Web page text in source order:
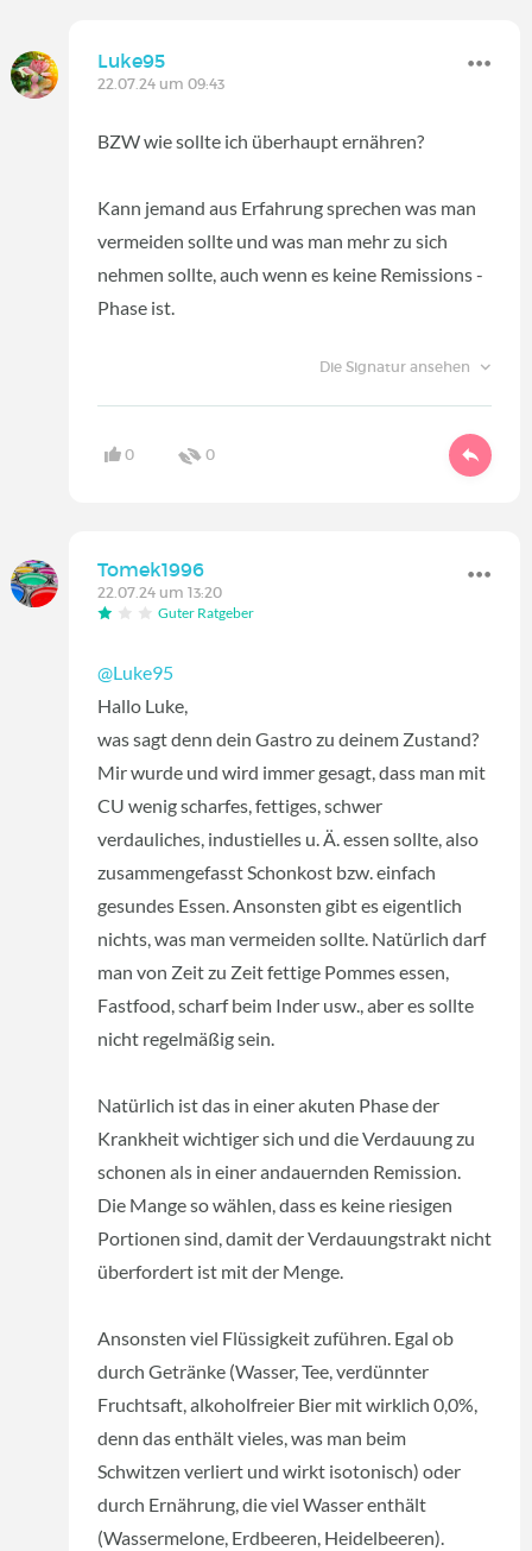
Luke95
22.07.24 um 09:43
BZW wie sollte ich überhaupt ernähren?
Kann jemand aus Erfahrung sprechen was man
vermeiden sollte und was man mehr zu sich
nehmen sollte, auch wenn es keine Remissions -
Phase ist.
Die Signatur ansehen
0 0
Tomek1996
22.07.24 um 13:20
Guter Ratgeber
@Luke95
Hallo Luke,
was sagt denn dein Gastro zu deinem Zustand?
Mir wurde und wird immer gesagt, dass man mit
CU wenig scharfes, fettiges, schwer
verdauliches, industielles u. Ä. essen sollte, also
zusammengefasst Schonkost bzw. einfach
gesundes Essen. Ansonsten gibt es eigentlich
nichts, was man vermeiden sollte. Natürlich darf
man von Zeit zu Zeit fettige Pommes essen,
Fastfood, scharf beim Inder usw., aber es sollte
nicht regelmäßig sein.
Natürlich ist das in einer akuten Phase der
Krankheit wichtiger sich und die Verdauung zu
schonen als in einer andauernden Remission.
Die Mange so wählen, dass es keine riesigen
Portionen sind, damit der Verdauungstrakt nicht
überfordert ist mit der Menge.
Ansonsten viel Flüssigkeit zuführen. Egal ob
durch Getränke (Wasser, Tee, verdünnter
Fruchtsaft, alkoholfreier Bier mit wirklich 0,0%,
denn das enthält vieles, was man beim
Schwitzen verliert und wirkt isotonisch) oder
durch Ernährung, die viel Wasser enthält
(Wassermelone, Erdbeeren, Heidelbeeren).